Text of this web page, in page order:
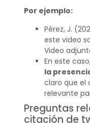
Por ejemplo:
Pérez, J.
este video
Video
En este
la
claro que el
relevante
Preguntas
citación de